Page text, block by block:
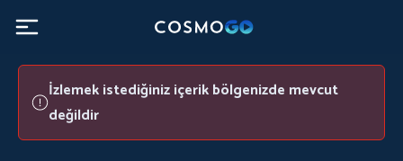
İzlemek istediğiniz içerik bölgenizde mevcut
değildir